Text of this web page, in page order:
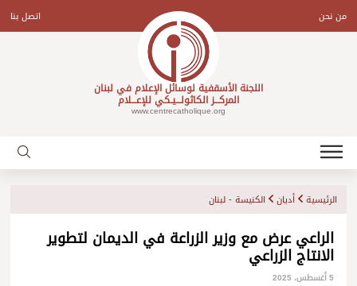
contentمن نحن اتصل بنا
اللجنة الأسقفية لوسائل الإعلام في لبنان
المركـــز الكاثولـــيـكي للإعـــلام
www.centrecatholique.org
الرئيسية أديان الكنيسة - لبنان
الراعي عرض مع وزير الزراعة في الديمان لتطوير
الانتاج الزراعي
5 أغسطس، 2025